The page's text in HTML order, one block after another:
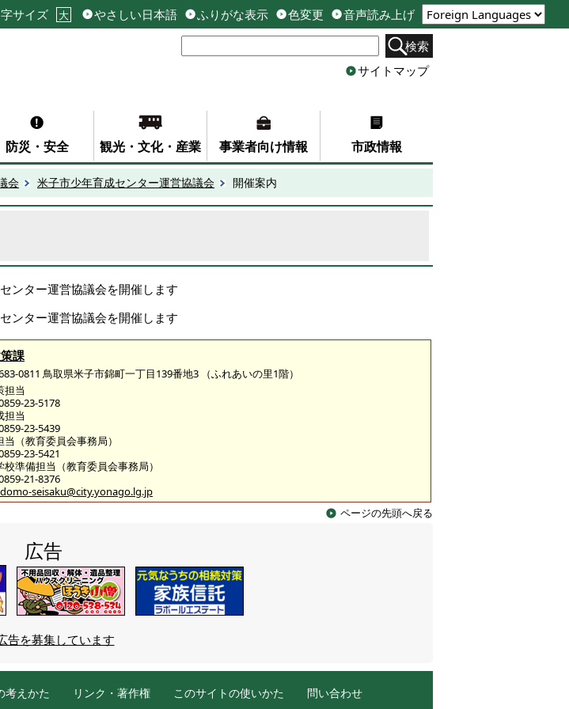
サイズ 大 やさしい日本語 ふりがな表示 色変更
音声読み上げ
検索
サイトマップ
防災・安全 観光・文化・産業 事業者向け情報 市政情報
会 米子市少年育成センター運営協議会 開催案内
ンター運営協議会を開催します
ンター運営協議会を開催します
課
0811 鳥取県米子市錦町一丁目139番地3 （ふれあいの里1階）
担当
23-5178
担当
23-5439
（教育委員会事務局）
23-5421
準備担当（教育委員会事務局）
21-8376
seisaku@city.yonago.lg.jp
ページの先頭へ戻る
広告
告を募集しています
考えかた リンク・著作権 このサイトの使いかた 問い合わせ